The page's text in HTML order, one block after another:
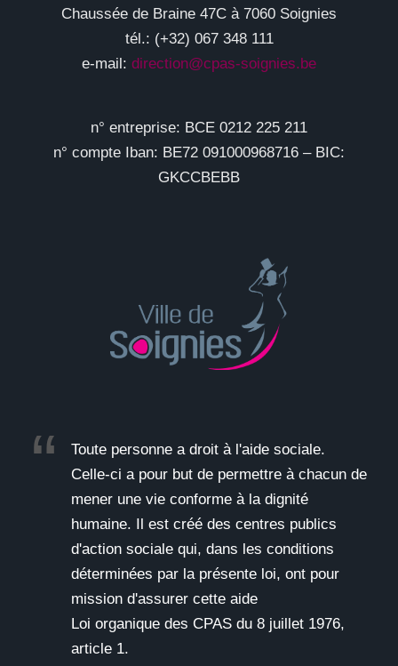
Chaussée de Braine 47C à 7060 Soignies
tél.: (+32) 067 348 111
e-mail: direction@cpas-soignies.be
n° entreprise: BCE 0212 225 211
n° compte Iban: BE72 091000968716 – BIC:
GKCCBEBB
Toute personne a droit à l'aide sociale.
Celle-ci a pour but de permettre à chacun de
mener une vie conforme à la dignité
humaine. Il est créé des centres publics
d'action sociale qui, dans les conditions
déterminées par la présente loi, ont pour
mission d'assurer cette aide
Loi organique des CPAS du 8 juillet 1976,
article 1.